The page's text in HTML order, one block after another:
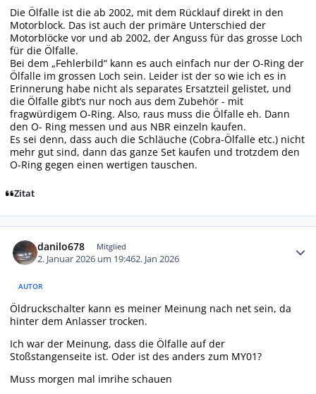
Die Ölfalle ist die ab 2002, mit dem Rücklauf direkt in den
Motorblock. Das ist auch der primäre Unterschied der
Motorblöcke vor und ab 2002, der Anguss für das grosse Loch
für die Ölfalle.
Bei dem „Fehlerbild“ kann es auch einfach nur der O-Ring der
Ölfalle im grossen Loch sein. Leider ist der so wie ich es in
Erinnerung habe nicht als separates Ersatzteil gelistet, und
die Ölfalle gibt‘s nur noch aus dem Zubehör - mit
fragwürdigem O-Ring. Also, raus muss die Ölfalle eh. Dann
den O- Ring messen und aus NBR einzeln kaufen.
Es sei denn, dass auch die Schläuche (Cobra-Ölfalle etc.) nicht
mehr gut sind, dann das ganze Set kaufen und trotzdem den
O-Ring gegen einen wertigen tauschen.
Zitat
danilo678 Mitglied
2. Januar 2026 um 19:462. Jan 2026
AUTOR
Öldruckschalter kann es meiner Meinung nach net sein, da
hinter dem Anlasser trocken.
Ich war der Meinung, dass die Ölfalle auf der
Stoßstangenseite ist. Oder ist des anders zum MY01?
Muss morgen mal imrihe schauen